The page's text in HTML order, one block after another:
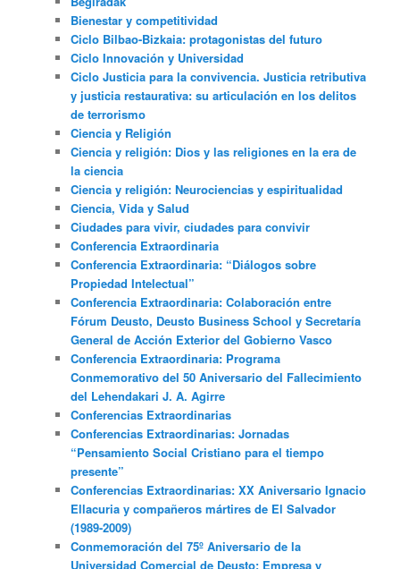
Bienestar y competitividad
Ciclo Bilbao-Bizkaia: protagonistas del futuro
Ciclo Innovación y Universidad
Ciclo Justicia para la convivencia. Justicia retributiva
y justicia restaurativa: su articulación en los delitos
de terrorismo
Ciencia y Religión
Ciencia y religión: Dios y las religiones en la era de
la ciencia
Ciencia y religión: Neurociencias y espiritualidad
Ciencia, Vida y Salud
Ciudades para vivir, ciudades para convivir
Conferencia Extraordinaria
Conferencia Extraordinaria: “Diálogos sobre
Propiedad Intelectual”
Conferencia Extraordinaria: Colaboración entre
Fórum Deusto, Deusto Business School y Secretaría
General de Acción Exterior del Gobierno Vasco
Conferencia Extraordinaria: Programa
Conmemorativo del 50 Aniversario del Fallecimiento
del Lehendakari J. A. Agirre
Conferencias Extraordinarias
Conferencias Extraordinarias: Jornadas
“Pensamiento Social Cristiano para el tiempo
presente”
Conferencias Extraordinarias: XX Aniversario Ignacio
Ellacuria y compañeros mártires de El Salvador
(1989-2009)
Conmemoración del 75º Aniversario de la
Universidad Comercial de Deusto: Empresa y